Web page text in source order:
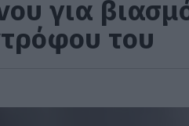
για
του